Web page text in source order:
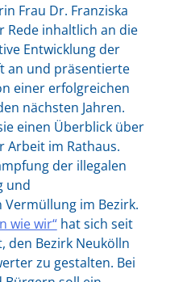
Frau Dr. Franziska
Rede inhaltlich an die
Entwicklung der
an und präsentierte
einer erfolgreichen
nächsten Jahren.
einen Überblick über
Arbeit im Rathaus.
der illegalen
und
im Bezirk.
wie wir“hat sich seit
den Bezirk Neu­kölln
zu gestalten. Bei